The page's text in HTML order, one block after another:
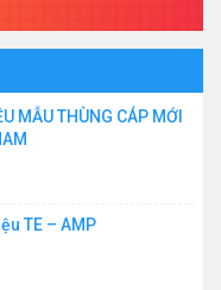
MẪU THÙNG CÁP MỚI
TE – AMP